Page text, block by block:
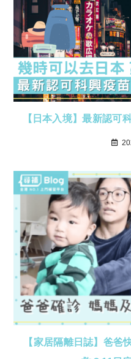
【日本入境】最新認可
【家居隔離日誌】爸爸